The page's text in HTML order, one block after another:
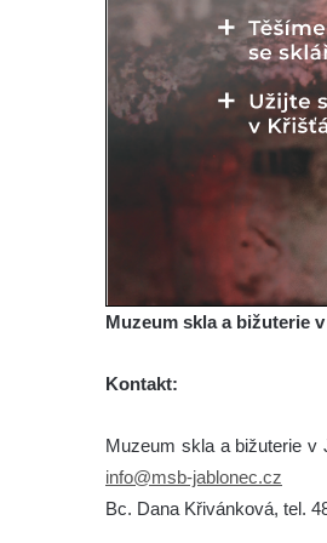
Muzeum skla a bižuterie
Kontakt:
Muzeum skla a bižuterie v
info@msb-jablonec.cz
Bc. Dana Křivánková, tel.